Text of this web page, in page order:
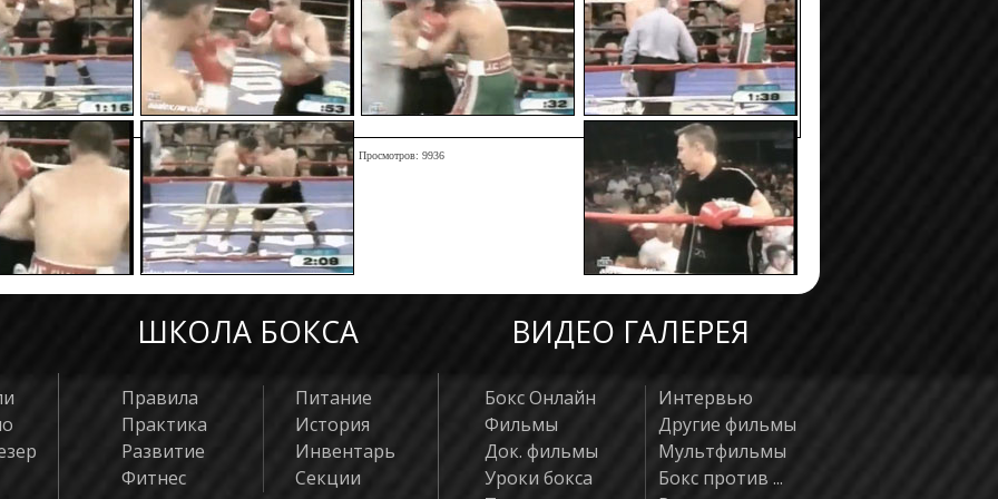
Просмотров: 9936
ШКОЛА БОКСА ВИДЕО ГАЛЕРЕЯ
Правила
Практика
Развитие
Фитнес
Питание
История
Инвентарь
Секции
Бокс Онлайн
Фильмы
Док. фильмы
Уроки бокса
Интервью
Другие фильмы
Мультфильмы
Бокс против ...